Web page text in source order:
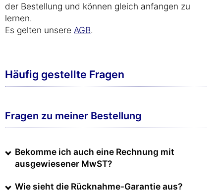
der Bestellung und können gleich anfangen zu
lernen.
Es gelten unsere AGB.
Häufig gestellte Fragen
Fragen zu meiner Bestellung
Bekomme ich auch eine Rechnung mit
ausgewiesener MwST?
Wie sieht die Rücknahme-Garantie aus?